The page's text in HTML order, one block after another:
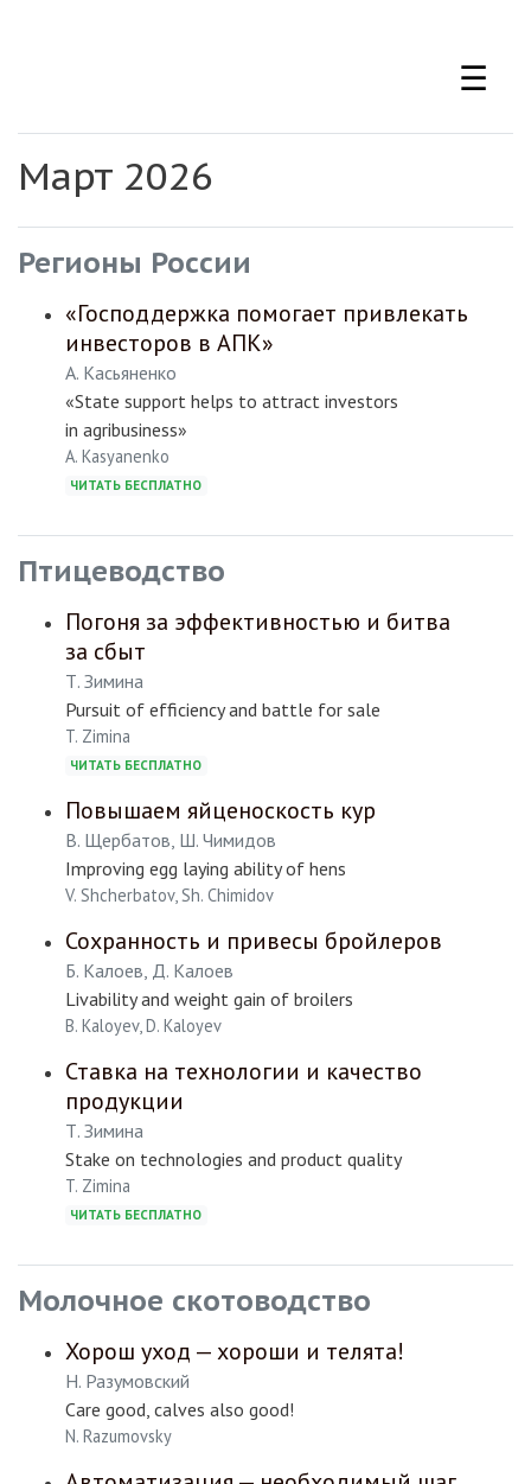
☰
Март 2026
Регионы России
«Господдержка помогает привлекать
инвесторов в АПК»
А. Касьяненко
«State support helps to attract investors
in agribusiness»
A. Kasyanenko
ЧИТАТЬ БЕСПЛАТНО
Птицеводство
Погоня за эффективностью и битва
за сбыт
Т. Зимина
Pursuit of efficiency and battle for sale
T. Zimina
ЧИТАТЬ БЕСПЛАТНО
Повышаем яйценоскость кур
В. Щербатов, Ш. Чимидов
Improving egg laying ability of hens
V. Shcherbatov, Sh. Chimidov
Сохранность и привесы бройлеров
Б. Калоев, Д. Калоев
Livability and weight gain of broilers
B. Kaloyev, D. Kaloyev
Ставка на технологии и качество
продукции
Т. Зимина
Stake on technologies and product quality
T. Zimina
ЧИТАТЬ БЕСПЛАТНО
Молочное скотоводство
Хорош уход — хороши и телята!
Н. Разумовский
Care good, calves also good!
N. Razumovsky